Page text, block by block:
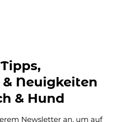
Neuigkeiten
& Hund
Newsletter an, um auf